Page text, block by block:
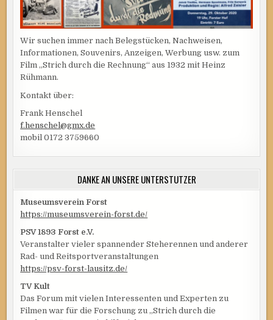
Wir suchen immer nach Belegstücken, Nachweisen,
Informationen, Souvenirs, Anzeigen, Werbung usw. zum
Film „Strich durch die Rechnung“ aus 1932 mit Heinz
Rühmann.
Kontakt über:
Frank Henschel
f.henschel@gmx.de
mobil 0172 3759660
DANKE AN UNSERE UNTERSTÜTZER
Museumsverein Forst
https://museumsverein-forst.de/
PSV 1893 Forst e.V.
Veranstalter vieler spannender Steherennen und anderer
Rad- und Reitsportveranstaltungen
https://psv-forst-lausitz.de/
TV Kult
Das Forum mit vielen Interessenten und Experten zu
Filmen war für die Forschung zu „Strich durch die